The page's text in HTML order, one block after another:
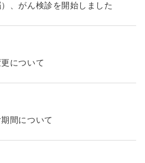
、がん検診を開始しました
について
間について